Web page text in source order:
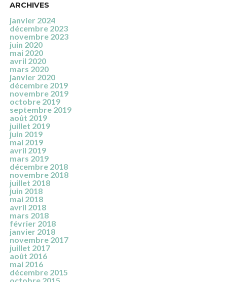
ARCHIVES
janvier 2024
décembre 2023
novembre 2023
juin 2020
mai 2020
avril 2020
mars 2020
janvier 2020
décembre 2019
novembre 2019
octobre 2019
septembre 2019
août 2019
juillet 2019
juin 2019
mai 2019
avril 2019
mars 2019
décembre 2018
novembre 2018
juillet 2018
juin 2018
mai 2018
avril 2018
mars 2018
février 2018
janvier 2018
novembre 2017
juillet 2017
août 2016
mai 2016
décembre 2015